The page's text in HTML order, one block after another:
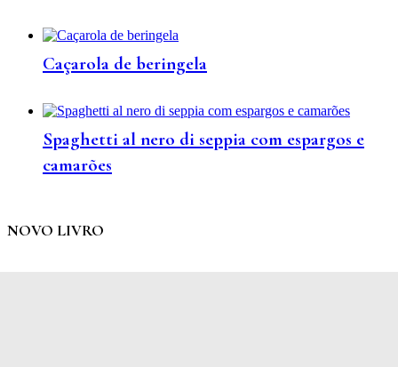
Caçarola de beringela
Spaghetti al nero di seppia com espargos e
camarões
NOVO LIVRO